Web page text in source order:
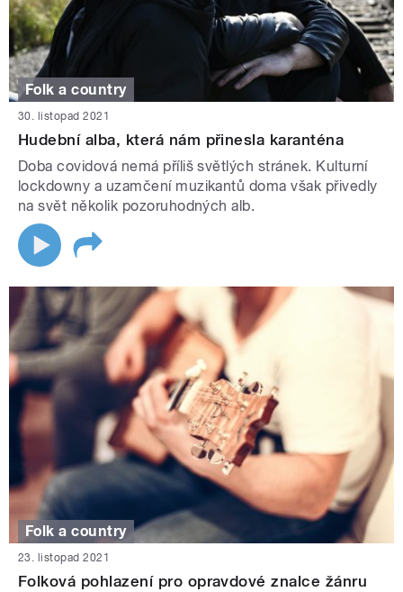
Folk a country
30. listopad 2021
Hudební alba, která nám přinesla karanténa
Doba covidová nemá příliš světlých stránek. Kulturní
lockdowny a uzamčení muzikantů doma však přivedly
na svět několik pozoruhodných alb.
Folk a country
23. listopad 2021
Folková pohlazení pro opravdové znalce žánru